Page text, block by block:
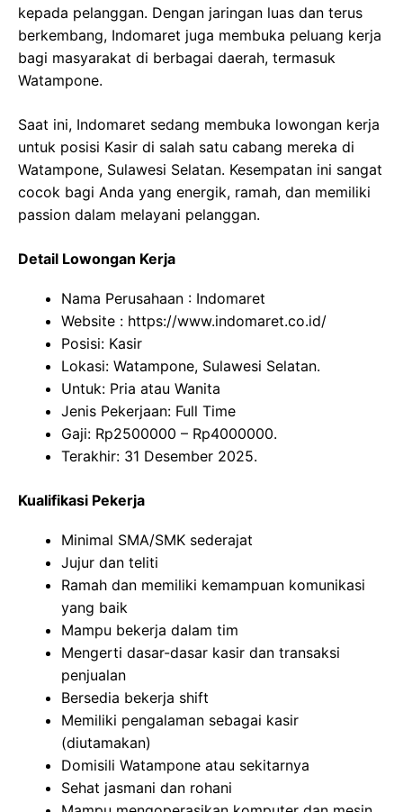
kepada pelanggan. Dengan jaringan luas dan terus
berkembang, Indomaret juga membuka peluang kerja
bagi masyarakat di berbagai daerah, termasuk
Watampone.
Saat ini, Indomaret sedang membuka lowongan kerja
untuk posisi Kasir di salah satu cabang mereka di
Watampone, Sulawesi Selatan. Kesempatan ini sangat
cocok bagi Anda yang energik, ramah, dan memiliki
passion dalam melayani pelanggan.
Detail Lowongan Kerja
Nama Perusahaan : Indomaret
Website : https://www.indomaret.co.id/
Posisi: Kasir
Lokasi: Watampone, Sulawesi Selatan.
Untuk: Pria atau Wanita
Jenis Pekerjaan: Full Time
Gaji: Rp2500000 – Rp4000000.
Terakhir: 31 Desember 2025.
Kualifikasi Pekerja
Minimal SMA/SMK sederajat
Jujur dan teliti
Ramah dan memiliki kemampuan komunikasi
yang baik
Mampu bekerja dalam tim
Mengerti dasar-dasar kasir dan transaksi
penjualan
Bersedia bekerja shift
Memiliki pengalaman sebagai kasir
(diutamakan)
Domisili Watampone atau sekitarnya
Sehat jasmani dan rohani